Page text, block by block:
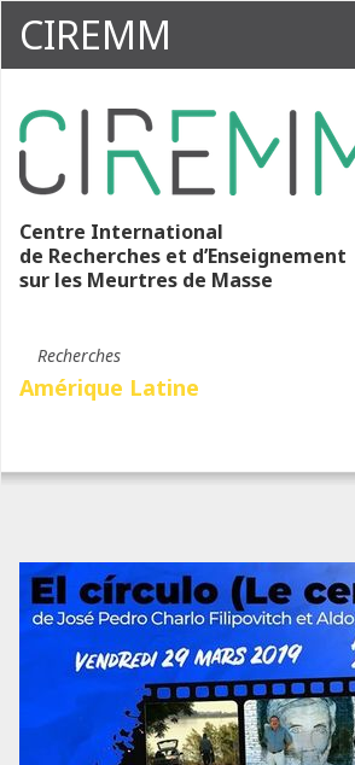
CIREMM
Centre International
de Recherches et d’Enseignement
sur les Meurtres de Masse
Recherches
Amérique Latine